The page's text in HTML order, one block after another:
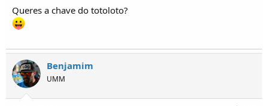
Queres a chave do totoloto?
Benjamim
UMM